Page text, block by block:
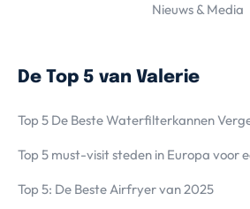
Nieuws & Media
De Top 5 van Valerie
Top 5 De Beste Waterfilterkannen
Top 5 must-visit steden in Europa voor
Top 5: De Beste Airfryer van 2025